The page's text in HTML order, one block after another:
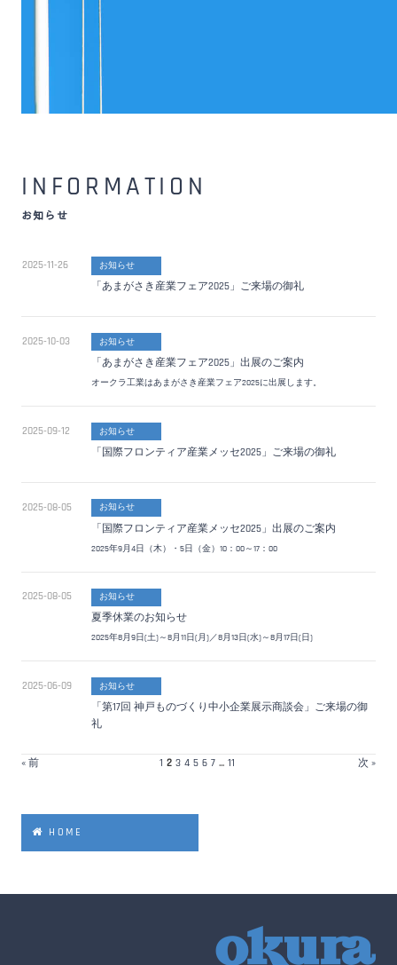
INFORMATION
お知らせ
2025-11-26 お知らせ
「あまがさき産業フェア2025」ご来場の御礼
2025-10-03 お知らせ
「あまがさき産業フェア2025」出展のご案内
オークラ工業はあまがさき産業フェア2025に出展します。
2025-09-12 お知らせ
「国際フロンティア産業メッセ2025」ご来場の御礼
2025-08-05 お知らせ
「国際フロンティア産業メッセ2025」出展のご案内
2025年9月4日（木）・5日（金）10：00～17：00
2025-08-05 お知らせ
夏季休業のお知らせ
2025年8月9日(土)～8月11日(月)／8月13日(水)～8月17日(日)
2025-06-09 お知らせ
「第17回 神戸ものづくり中小企業展示商談会」ご来場の御
礼
« 前 1 2 3 4 5 6 7 ... 11 次 »
HOME